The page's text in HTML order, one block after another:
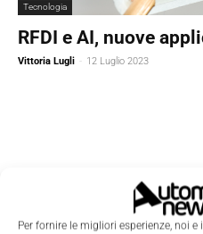
Per fornire le migliori esperienze, noi
Tecnologia
RFDI e AI, nuove
Vittoria Lugli - 12 Luglio 2023